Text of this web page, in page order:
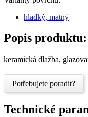
hladký, matný
Popis produktu:
keramická dlažba,
Potřebujete poradit?
Technické